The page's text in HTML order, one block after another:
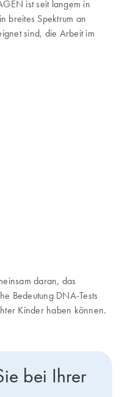
ist seit langem in
breites Spektrum an
sind, die Arbeit im
daran, das
Bedeutung DNA-Tests
Kinder haben können.
bei Ihrer